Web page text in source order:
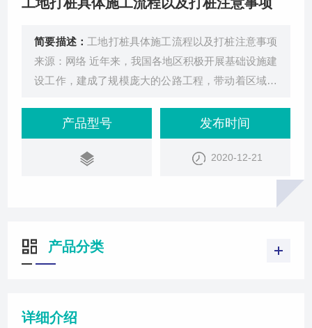
简要描述： 工地打桩具体施工流程以及打桩注意事项
来源：网络 近年来，我国各地区积极开展基础设施建
设工作，建成了规模庞大的公路工程，带动着区域经
富的建设经验，建设水平也不断提高。未来一段时间
内，部分地区将会不断提高公路
产品型号 发布时间
2020-12-21
产品分类
详细介绍